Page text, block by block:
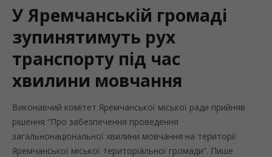
У Яремчанській громаді
зупинятимуть рух
транспорту під час
хвилини мовчання
Виконавчий комітет Яремчанської міської ради прийняв
рішення “Про забезпечення проведення
загальнонаціональної хвилини мовчання на території
Яремчанської міської територіальної громади”. Пише